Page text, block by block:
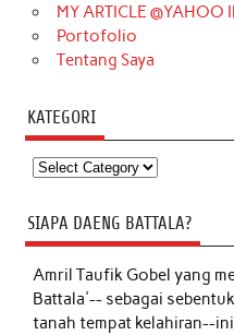
MY ARTICLE @YAHOO
Portofolio
Tentang Saya
KATEGORI
Kategori
SIAPA DAENG BATTALA?
Amril Taufik Gobelyang
Battala'-- sebagai
tanah tempat kelahiran--